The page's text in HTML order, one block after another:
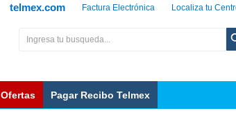
Localiza tu
Factura Electrónica
telmex.com
Ofertas Pagar Recibo Telmex